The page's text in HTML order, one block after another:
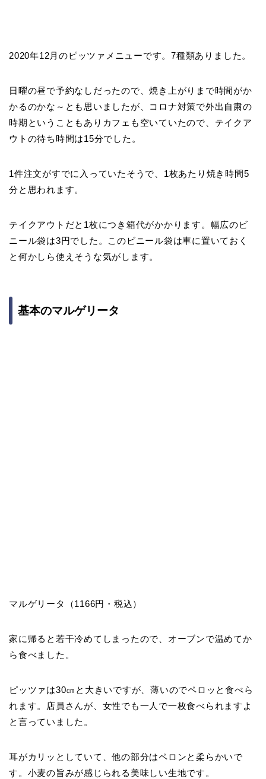
2020年12月のピッツァメニューです。7種類ありました。
日曜の昼で予約なしだったので、焼き上がりまで時間がか
かるのかな～とも思いましたが、コロナ対策で外出自粛の
時期ということもありカフェも空いていたので、テイクア
ウトの待ち時間は15分でした。
1件注文がすでに入っていたそうで、1枚あたり焼き時間5
分と思われます。
テイクアウトだと1枚につき箱代がかかります。幅広のビ
ニール袋は3円でした。このビニール袋は車に置いておく
と何かしら使えそうな気がします。
基本のマルゲリータ
マルゲリータ（1166円・税込）
家に帰ると若干冷めてしまったので、オーブンで温めてか
ら食べました。
ピッツァは30㎝と大きいですが、薄いのでペロッと食べら
れます。店員さんが、女性でも一人で一枚食べられますよ
と言っていました。
耳がカリッとしていて、他の部分はペロンと柔らかいで
す。小麦の旨みが感じられる美味しい生地です。